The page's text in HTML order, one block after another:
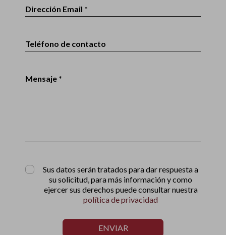
Dirección Email *
Teléfono de contacto
Mensaje *
Sus datos serán tratados para dar respuesta a
su solicitud, para más información y como
ejercer sus derechos puede consultar nuestra
política de privacidad
ENVIAR